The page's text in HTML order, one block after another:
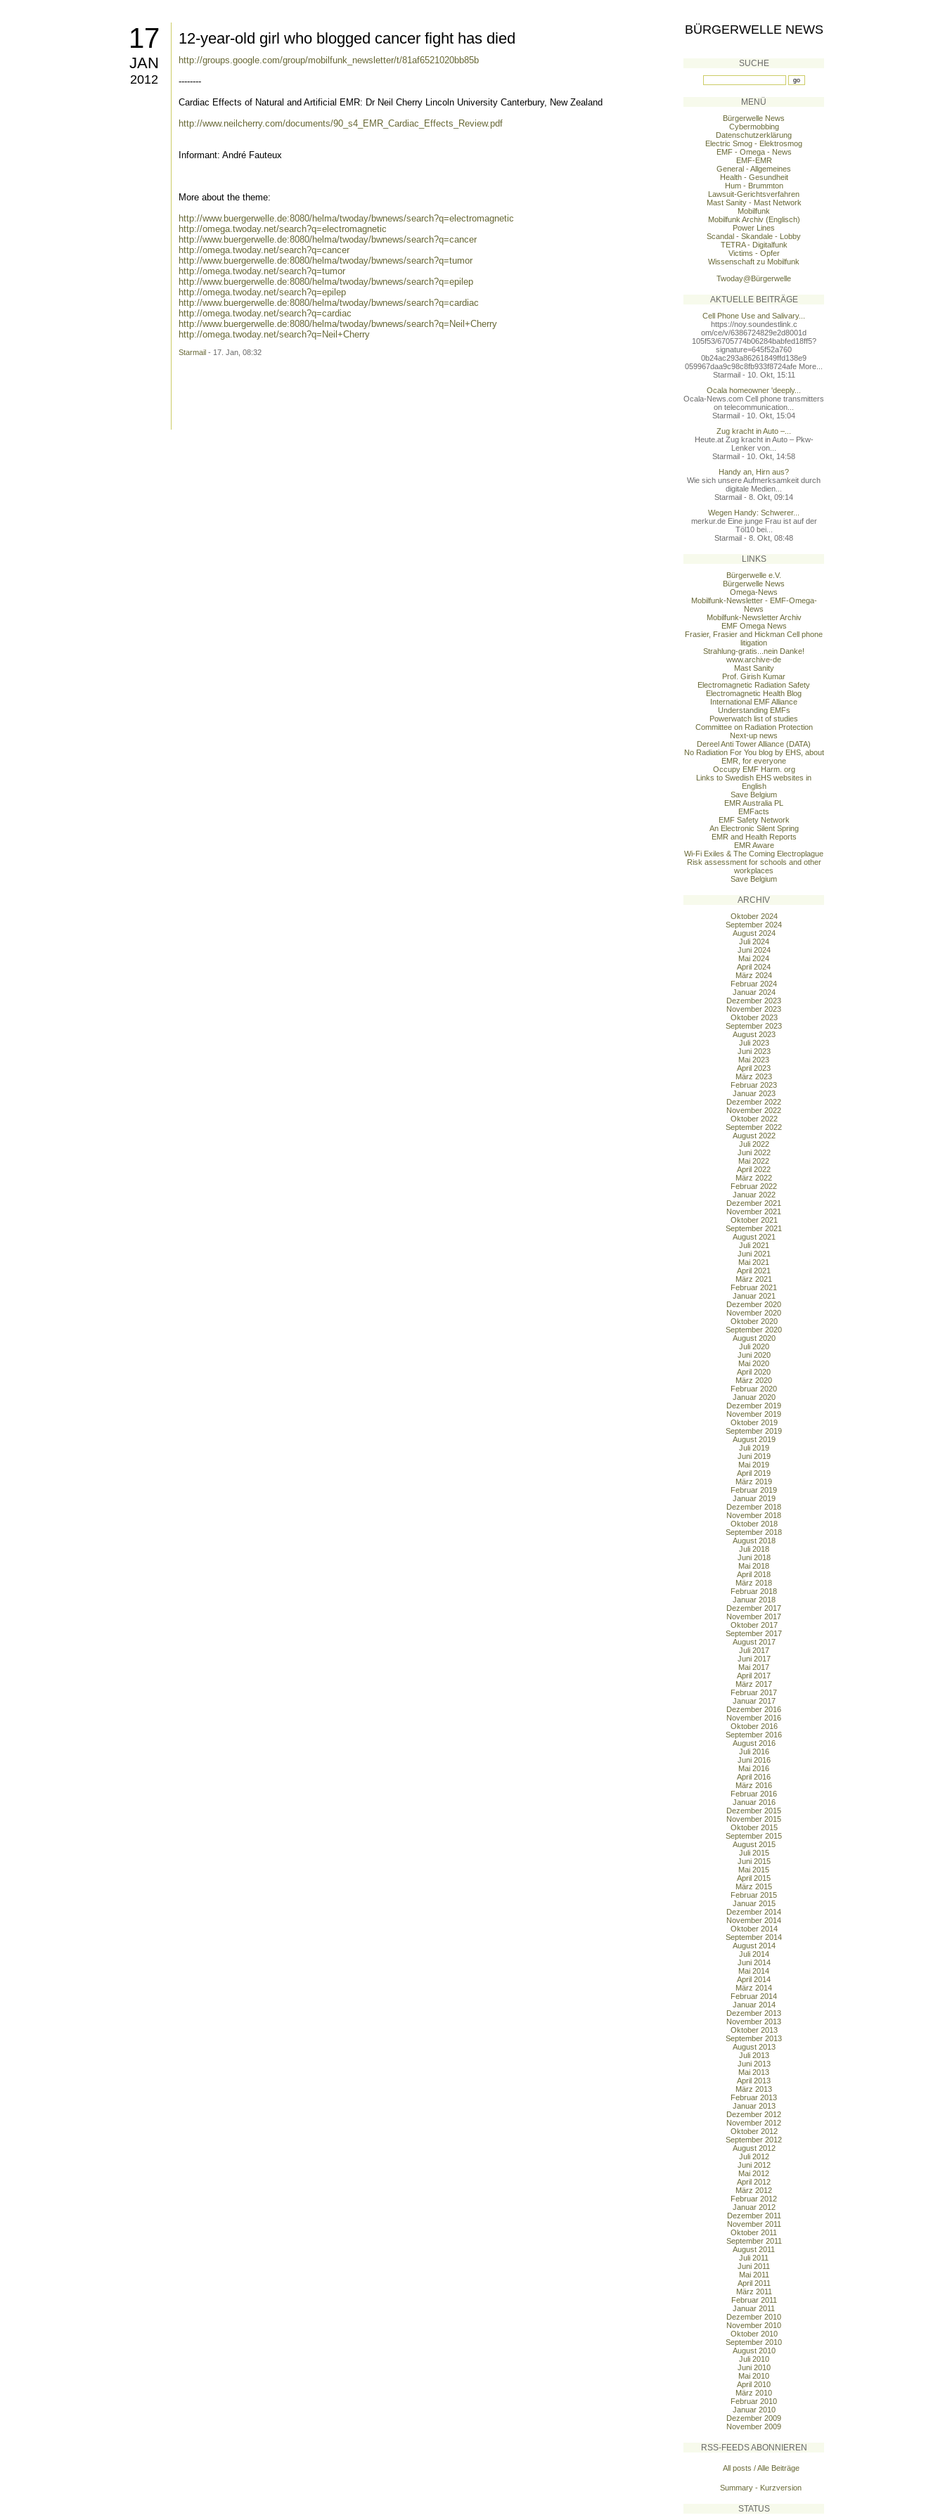
17
JAN
2012
12-year-old girl who blogged cancer fight has died
http://groups.google.com/group/mobilfunk_newsletter/t/81af6521020bb85b
--------
Cardiac Effects of Natural and Artificial EMR: Dr Neil Cherry Lincoln University Canterbury, New Zealand
http://www.neilcherry.com/documents/90_s4_EMR_Cardiac_Effects_Review.pdf
Informant: André Fauteux
More about the theme:
http://www.buergerwelle.de:8080/helma/twoday/bwnews/search?q=electromagnetic
http://omega.twoday.net/search?q=electromagnetic
http://www.buergerwelle.de:8080/helma/twoday/bwnews/search?q=cancer
http://omega.twoday.net/search?q=cancer
http://www.buergerwelle.de:8080/helma/twoday/bwnews/search?q=tumor
http://omega.twoday.net/search?q=tumor
http://www.buergerwelle.de:8080/helma/twoday/bwnews/search?q=epilep
http://omega.twoday.net/search?q=epilep
http://www.buergerwelle.de:8080/helma/twoday/bwnews/search?q=cardiac
http://omega.twoday.net/search?q=cardiac
http://www.buergerwelle.de:8080/helma/twoday/bwnews/search?q=Neil+Cherry
http://omega.twoday.net/search?q=Neil+Cherry
Starmail - 17. Jan, 08:32
BÜRGERWELLE NEWS
SUCHE
MENÜ
Bürgerwelle News
Cybermobbing
Datenschutzerklärung
Electric Smog - Elektrosmog
EMF - Omega - News
EMF-EMR
General - Allgemeines
Health - Gesundheit
Hum - Brummton
Lawsuit-Gerichtsverfahren
Mast Sanity - Mast Network
Mobilfunk
Mobilfunk Archiv (Englisch)
Power Lines
Scandal - Skandale - Lobby
TETRA - Digitalfunk
Victims - Opfer
Wissenschaft zu Mobilfunk
Twoday@Bürgerwelle
AKTUELLE BEITRÄGE
Cell Phone Use and Salivary...
https://noy.soundestlink.c
om/ce/v/6386724829e2d8001d
105f53/6705774b06284babfed18ff5?
signature=645f52a760
0b24ac293a86261849ffd138e9
059967daa9c98c8fb933f8724afe More...
Starmail - 10. Okt, 15:11
Ocala homeowner 'deeply...
Ocala-News.com Cell phone transmitters
on telecommunication...
Starmail - 10. Okt, 15:04
Zug kracht in Auto –...
Heute.at Zug kracht in Auto – Pkw-
Lenker von...
Starmail - 10. Okt, 14:58
Handy an, Hirn aus?
Wie sich unsere Aufmerksamkeit durch
digitale Medien...
Starmail - 8. Okt, 09:14
Wegen Handy: Schwerer...
merkur.de Eine junge Frau ist auf der
Töl10 bei...
Starmail - 8. Okt, 08:48
LINKS
Bürgerwelle e.V.
Bürgerwelle News
Omega-News
Mobilfunk-Newsletter - EMF-Omega-
News
Mobilfunk-Newsletter Archiv
EMF Omega News
Frasier, Frasier and Hickman Cell phone
litigation
Strahlung-gratis...nein Danke!
www.archive-de
Mast Sanity
Prof. Girish Kumar
Electromagnetic Radiation Safety
Electromagnetic Health Blog
International EMF Alliance
Understanding EMFs
Powerwatch list of studies
Committee on Radiation Protection
Next-up news
Dereel Anti Tower Alliance (DATA)
No Radiation For You blog by EHS, about
EMR, for everyone
Occupy EMF Harm. org
Links to Swedish EHS websites in
English
Save Belgium
EMR Australia PL
EMFacts
EMF Safety Network
An Electronic Silent Spring
EMR and Health Reports
EMR Aware
Wi-Fi Exiles & The Coming Electroplague
Risk assessment for schools and other
workplaces
Save Belgium
ARCHIV
Oktober 2024
September 2024
August 2024
Juli 2024
Juni 2024
Mai 2024
April 2024
März 2024
Februar 2024
Januar 2024
Dezember 2023
November 2023
Oktober 2023
September 2023
August 2023
Juli 2023
Juni 2023
Mai 2023
April 2023
März 2023
Februar 2023
Januar 2023
Dezember 2022
November 2022
Oktober 2022
September 2022
August 2022
Juli 2022
Juni 2022
Mai 2022
April 2022
März 2022
Februar 2022
Januar 2022
Dezember 2021
November 2021
Oktober 2021
September 2021
August 2021
Juli 2021
Juni 2021
Mai 2021
April 2021
März 2021
Februar 2021
Januar 2021
Dezember 2020
November 2020
Oktober 2020
September 2020
August 2020
Juli 2020
Juni 2020
Mai 2020
April 2020
März 2020
Februar 2020
Januar 2020
Dezember 2019
November 2019
Oktober 2019
September 2019
August 2019
Juli 2019
Juni 2019
Mai 2019
April 2019
März 2019
Februar 2019
Januar 2019
Dezember 2018
November 2018
Oktober 2018
September 2018
August 2018
Juli 2018
Juni 2018
Mai 2018
April 2018
März 2018
Februar 2018
Januar 2018
Dezember 2017
November 2017
Oktober 2017
September 2017
August 2017
Juli 2017
Juni 2017
Mai 2017
April 2017
März 2017
Februar 2017
Januar 2017
Dezember 2016
November 2016
Oktober 2016
September 2016
August 2016
Juli 2016
Juni 2016
Mai 2016
April 2016
März 2016
Februar 2016
Januar 2016
Dezember 2015
November 2015
Oktober 2015
September 2015
August 2015
Juli 2015
Juni 2015
Mai 2015
April 2015
März 2015
Februar 2015
Januar 2015
Dezember 2014
November 2014
Oktober 2014
September 2014
August 2014
Juli 2014
Juni 2014
Mai 2014
April 2014
März 2014
Februar 2014
Januar 2014
Dezember 2013
November 2013
Oktober 2013
September 2013
August 2013
Juli 2013
Juni 2013
Mai 2013
April 2013
März 2013
Februar 2013
Januar 2013
Dezember 2012
November 2012
Oktober 2012
September 2012
August 2012
Juli 2012
Juni 2012
Mai 2012
April 2012
März 2012
Februar 2012
Januar 2012
Dezember 2011
November 2011
Oktober 2011
September 2011
August 2011
Juli 2011
Juni 2011
Mai 2011
April 2011
März 2011
Februar 2011
Januar 2011
Dezember 2010
November 2010
Oktober 2010
September 2010
August 2010
Juli 2010
Juni 2010
Mai 2010
April 2010
März 2010
Februar 2010
Januar 2010
Dezember 2009
November 2009
RSS-FEEDS ABONNIEREN
All posts / Alle Beiträge
Summary - Kurzversion
STATUS